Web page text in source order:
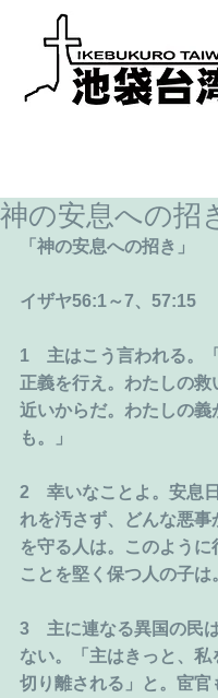
神の安息への招
「神の安息への招き」
イザヤ56:1～7、57:15
1　主はこう言われる。
正義を行え。わたしの救
近いからだ。わたしの義
も。」
2　幸いなことよ。安息
れを汚さず、どんな悪事
を守る人は。このように
ことを堅く保つ人の子は
3　主に連なる異国の民
ない。「主はきっと、私
切り離される」と。宦官